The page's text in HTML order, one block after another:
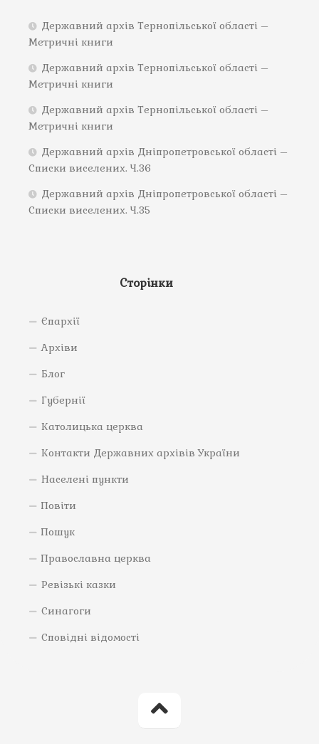
Державний архів Тернопільської області –
Метричні книги
Державний архів Тернопільської області –
Метричні книги
Державний архів Тернопільської області –
Метричні книги
Державний архів Дніпропетровської області –
Списки виселених. Ч.36
Державний архів Дніпропетровської області –
Списки виселених. Ч.35
Сторінки
Єпархії
Архіви
Блог
Губернії
Католицька церква
Контакти Державних архівів України
Населені пункти
Повіти
Пошук
Православна церква
Ревізькі казки
Синагоги
Сповідні відомості